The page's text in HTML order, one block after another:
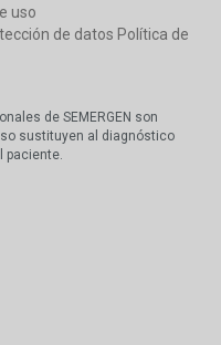
uso
de datos Política de
de SEMERGEN son
sustituyen al diagnóstico
paciente.